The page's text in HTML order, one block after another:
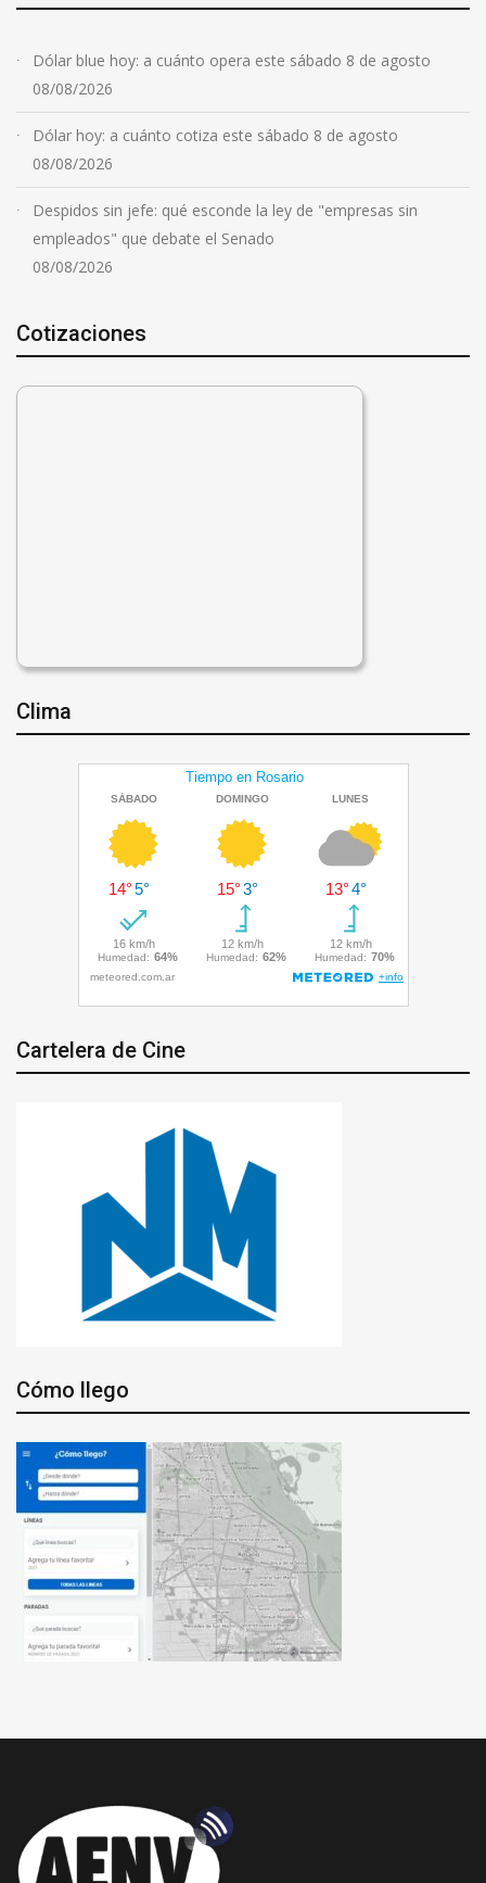
Dólar blue hoy: a cuánto opera este sábado 8 de agosto
08/08/2026
Dólar hoy: a cuánto cotiza este sábado 8 de agosto
08/08/2026
Despidos sin jefe: qué esconde la ley de "empresas sin
empleados" que debate el Senado
08/08/2026
Cotizaciones
Clima
Cartelera de Cine
Cómo llego